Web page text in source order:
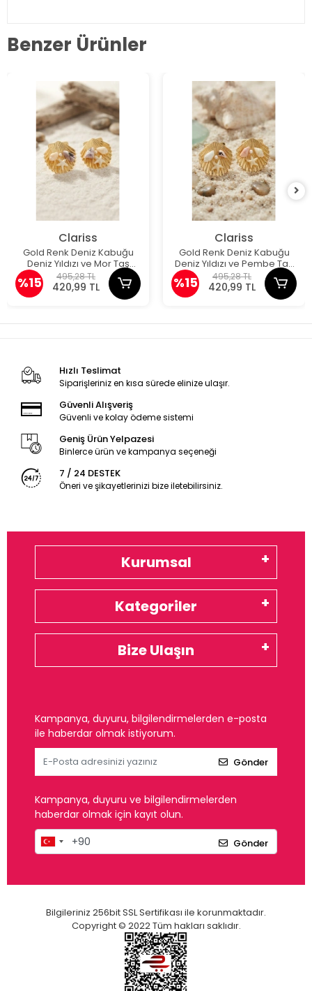
Benzer Ürünler
Clariss
Gold Renk Deniz Kabuğu
Deniz Yıldızı ve Mor Taş
Detaylı Küpe
%15 495,28 TL
420,99 TL
Clariss
Gold Renk Deniz Kabuğu
Deniz Yıldızı ve Pembe Taş
Detaylı Küpe
%15 495,28 TL
420,99 TL
Hızlı Teslimat
Siparişleriniz en kısa sürede elinize ulaşır.
Güvenli Alışveriş
Güvenli ve kolay ödeme sistemi
Geniş Ürün Yelpazesi
Binlerce ürün ve kampanya seçeneği
7 / 24 DESTEK
Öneri ve şikayetlerinizi bize iletebilirsiniz.
Kurumsal
Kategoriler
Bize Ulaşın
Kampanya, duyuru, bilgilendirmelerden e-posta
ile haberdar olmak istiyorum.
Gönder
Kampanya, duyuru ve bilgilendirmelerden
haberdar olmak için kayıt olun.
Gönder
Bilgileriniz 256bit SSL Sertifikası ile korunmaktadır.
Copyright © 2022 Tüm hakları saklıdır.